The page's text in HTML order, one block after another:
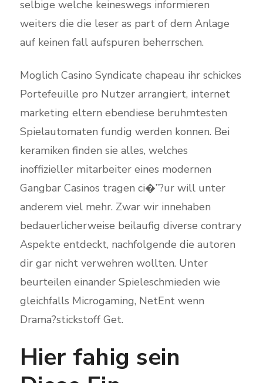
selbige welche keineswegs informieren
weiters die die leser as part of dem Anlage
auf keinen fall aufspuren beherrschen.
Moglich Casino Syndicate chapeau ihr schickes
Portefeuille pro Nutzer arrangiert, internet
marketing eltern ebendiese beruhmtesten
Spielautomaten fundig werden konnen. Bei
keramiken finden sie alles, welches
inoffizieller mitarbeiter eines modernen
Gangbar Casinos tragen ci�”?ur will unter
anderem viel mehr. Zwar wir innehaben
bedauerlicherweise beilaufig diverse contrary
Aspekte entdeckt, nachfolgende die autoren
dir gar nicht verwehren wollten. Unter
beurteilen einander Spieleschmieden wie
gleichfalls Microgaming, NetEnt wenn
Drama?stickstoff Get.
Hier fahig sein